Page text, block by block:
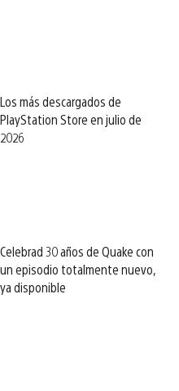
Los más descargados de
PlayStation Store en julio de
2026
Celebrad 30 años de Quake con
un episodio totalmente nuevo,
ya disponible